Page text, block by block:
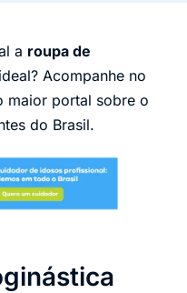
a roupa de
ideal? Acompanhe no
maior portal sobre o
do Brasil.